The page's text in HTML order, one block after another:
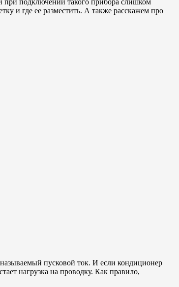
при подключении такого прибора слишком
и где ее разместить. А также расскажем про
пусковой ток. И если кондиционер
нагрузка на проводку. Как правило,